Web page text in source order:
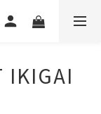
IKIGAI